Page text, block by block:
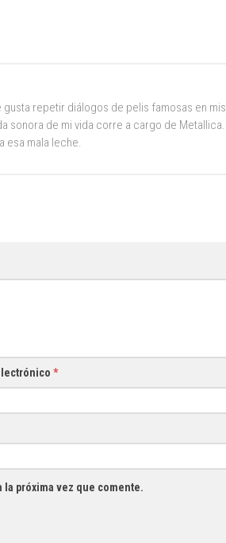
repetir diálogos de pelis famosas en mis
sonora de mi vida corre a cargo de Metallica.
esa mala leche.
*
la próxima vez que comente.